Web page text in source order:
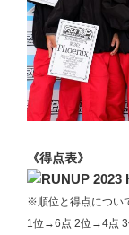
《得点表》
※順位と得点につい
1位→6点 2位→4点